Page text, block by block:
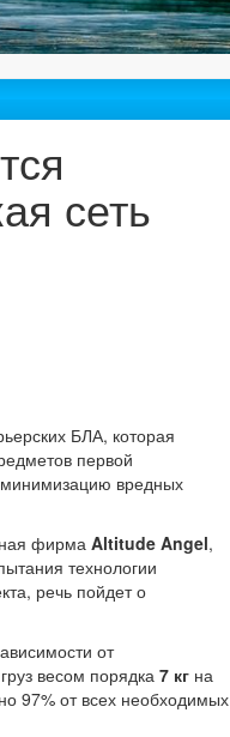
сеть
БЛА, которая
первой
минимизацию вредных
фирма Altitude Angel,
технологии
речь пойдет о
от
весом порядка 7 кг на
97% от всех необходимых